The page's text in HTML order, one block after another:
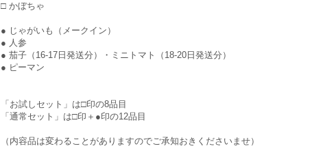
□ かぼちゃ
● じゃがいも（メークイン）
● 人参
● 茄子（16-17日発送分）・ミニトマト（18-20日発送分）
● ピーマン
「お試しセット」は□印の8品目
「通常セット」は□印＋●印の12品目
（内容品は変わることがありますのでご承知おきくださいませ）